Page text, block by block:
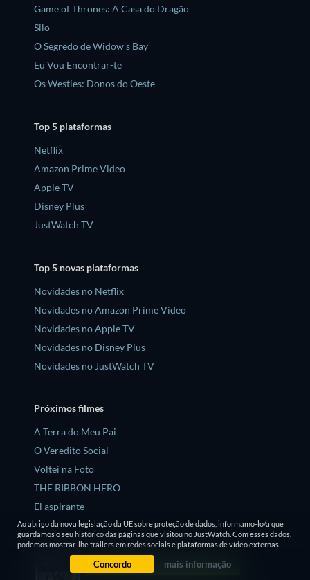
Game of Thrones: A Casa do Dragão
Silo
O Segredo de Widow's Bay
Eu Vou Encontrar-te
Os Westies: Donos do Oeste
Top 5 plataformas
Netflix
Amazon Prime Video
Apple TV
Disney Plus
JustWatch TV
Top 5 novas plataformas
Novidades no Netflix
Novidades no Amazon Prime Video
Novidades no Apple TV
Novidades no Disney Plus
Novidades no JustWatch TV
Próximos filmes
A Terra do Meu Pai
O Veredito Social
Voltei na Foto
THE RIBBON HERO
El aspirante
Próximas séries
Yellowjackets Temporada 4
Ao abrigo da nova legislação da UE sobre proteção de dados, informamo-lo/a que
guardamos o seu histórico das páginas que visitou no JustWatch. Com esses dados,
podemos mostrar-lhe trailers em redes sociais e plataformas de vídeo externas.
Concordo mais informação